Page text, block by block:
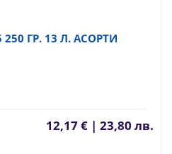
ГР. 13 Л. АСОРТИ
12,17 € | 23,80 лв.